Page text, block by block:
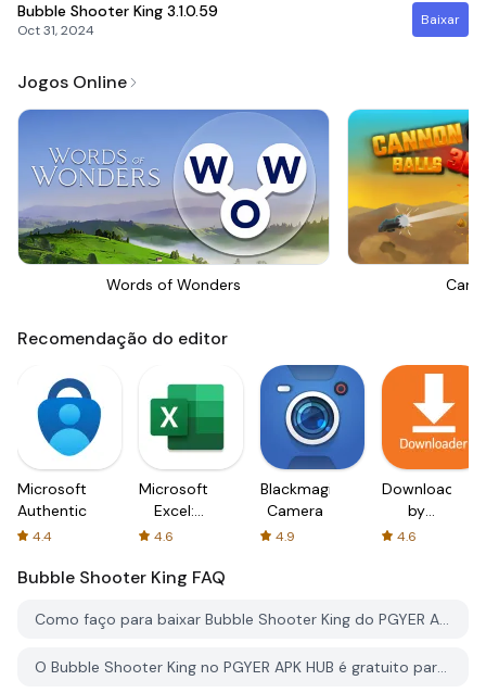
Bubble Shooter King 3.1.0.59
Oct 31, 2024
Baixar
Jogos Online
Words of Wonders
Recomendação do editor
Microsoft
Authenticator
4.4
Microsoft
Excel:
Spreadsheets
4.6
Blackmagic
Camera
4.9
Downloader
by
AFTVnews
4.6
Bubble Shooter King FAQ
Como faço para baixar Bubble Shooter King do PGYER APK HUB?
O Bubble Shooter King no PGYER APK HUB é gratuito para baixar?